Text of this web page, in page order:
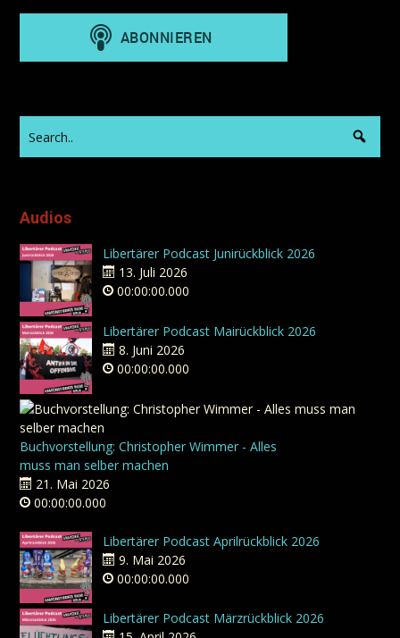
Audios
Libertärer Podcast Junirückblick 2026
13. Juli 2026
00:00:00.000
Libertärer Podcast Mairückblick 2026
8. Juni 2026
00:00:00.000
Buchvorstellung: Christopher Wimmer - Alles
muss man selber machen
21. Mai 2026
00:00:00.000
Libertärer Podcast Aprilrückblick 2026
9. Mai 2026
00:00:00.000
Libertärer Podcast Märzrückblick 2026